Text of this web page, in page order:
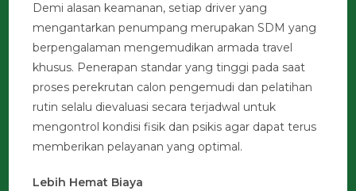
Demi alasan keamanan, setiap driver yang
mengantarkan penumpang merupakan SDM yang
berpengalaman mengemudikan armada travel
khusus. Penerapan standar yang tinggi pada saat
proses perekrutan calon pengemudi dan pelatihan
rutin selalu dievaluasi secara terjadwal untuk
mengontrol kondisi fisik dan psikis agar dapat terus
memberikan pelayanan yang optimal.
Lebih Hemat Biaya